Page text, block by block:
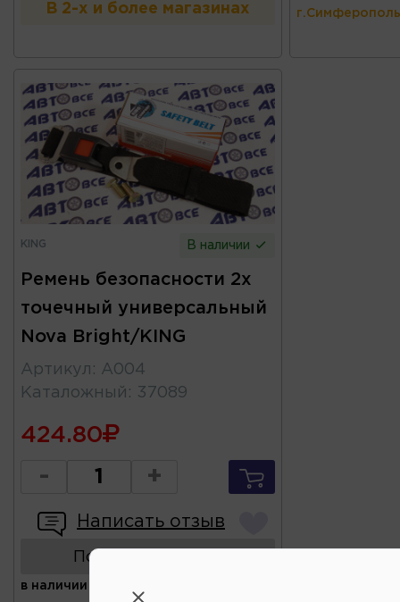
В 2-х и более магазинах
KING В наличии
Ремень безопасности 2х
точечный универсальный
Nova Bright/KING
Артикул : A004
Каталожный : 37089
424.80
- +
Написать отзыв
Показать аналоги
в наличии